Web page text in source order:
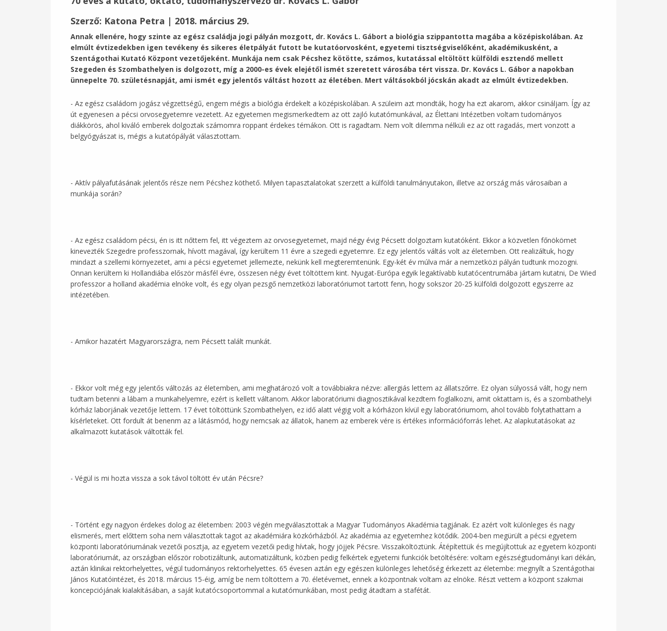
Szerző: Katona Petra | 2018. március 29.
Annak ellenére, hogy szinte az egész családja jogi pályán mozgott, dr. Kovács L. Gábort a biológia szippantotta magába a középiskolában. Az
elmúlt évtizedekben igen tevékeny és sikeres életpályát futott be kutatóorvosként, egyetemi tisztségviselőként, akadémikusként, a
Szentágothai Kutató Központ vezetőjeként. Munkája nem csak Pécshez kötötte, számos, kutatással eltöltött külföldi esztendő mellett
Szegeden és Szombathelyen is dolgozott, míg a 2000-es évek elejétől ismét szeretett városába tért vissza. Dr. Kovács L. Gábor a napokban
ünnepelte 70. születésnapját, ami ismét egy jelentős váltást hozott az életében. Mert váltásokból jócskán akadt az elmúlt évtizedekben.
- Az egész családom jogász végzettségű, engem mégis a biológia érdekelt a középiskolában. A szüleim azt mondták, hogy ha ezt akarom, akkor csináljam. Így az
út egyenesen a pécsi orvosegyetemre vezetett. Az egyetemen megismerkedtem az ott zajló kutatómunkával, az Élettani Intézetben voltam tudományos
diákkörös, ahol kiváló emberek dolgoztak számomra roppant érdekes témákon. Ott is ragadtam. Nem volt dilemma nélküli ez az ott ragadás, mert vonzott a
belgyógyászat is, mégis a kutatópályát választottam.
- Aktív pályafutásának jelentős része nem Pécshez köthető. Milyen tapasztalatokat szerzett a külföldi tanulmányutakon, illetve az ország más városaiban a
munkája során?
- Az egész családom pécsi, én is itt nőttem fel, itt végeztem az orvosegyetemet, majd négy évig Pécsett dolgoztam kutatóként. Ekkor a közvetlen főnökömet
kinevezték Szegedre professzornak, hívott magával, így kerültem 11 évre a szegedi egyetemre. Ez egy jelentős váltás volt az életemben. Ott realizáltuk, hogy
mindazt a szellemi környezetet, ami a pécsi egyetemet jellemezte, nekünk kell megteremtenünk. Egy-két év múlva már a nemzetközi pályán tudtunk mozogni.
Onnan kerültem ki Hollandiába először másfél évre, összesen négy évet töltöttem kint. Nyugat-Európa egyik legaktívabb kutatócentrumába jártam kutatni, De Wied
professzor a holland akadémia elnöke volt, és egy olyan pezsgő nemzetközi laboratóriumot tartott fenn, hogy sokszor 20-25 külföldi dolgozott egyszerre az
intézetében.
- Amikor hazatért Magyarországra, nem Pécsett talált munkát.
- Ekkor volt még egy jelentős változás az életemben, ami meghatározó volt a továbbiakra nézve: allergiás lettem az állatszőrre. Ez olyan súlyossá vált, hogy nem
tudtam betenni a lábam a munkahelyemre, ezért is kellett váltanom. Akkor laboratóriumi diagnosztikával kezdtem foglalkozni, amit oktattam is, és a szombathelyi
kórház laborjának vezetője lettem. 17 évet töltöttünk Szombathelyen, ez idő alatt végig volt a kórházon kívül egy laboratóriumom, ahol tovább folytathattam a
kísérleteket. Ott fordult át benenm az a látásmód, hogy nemcsak az állatok, hanem az emberek vére is értékes információforrás lehet. Az alapkutatásokat az
alkalmazott kutatások váltották fel.
- Végül is mi hozta vissza a sok távol töltött év után Pécsre?
- Történt egy nagyon érdekes dolog az életemben: 2003 végén megválasztottak a Magyar Tudományos Akadémia tagjának. Ez azért volt különleges és nagy
elismerés, mert előttem soha nem választottak tagot az akadémiára közkórházból. Az akadémia az egyetemhez kötődik. 2004-ben megürült a pécsi egyetem
központi laboratóriumának vezetői posztja, az egyetem vezetői pedig hívtak, hogy jöjjek Pécsre. Visszaköltöztünk. Átépítettük és megújítottuk az egyetem központi
laboratóriumát, az országban először robotizáltunk, automatizáltunk, közben pedig felkértek egyetemi funkciók betöltésére: voltam egészségtudományi kari dékán,
aztán klinikai rektorhelyettes, végül tudományos rektorhelyettes. 65 évesen aztán egy egészen különleges lehetőség érkezett az életembe: megnyílt a Szentágothai
János Kutatóintézet, és 2018. március 15-éig, amíg be nem töltöttem a 70. életévemet, ennek a központnak voltam az elnöke. Részt vettem a központ szakmai
koncepciójának kialakításában, a saját kutatócsoportommal a kutatómunkában, most pedig átadtam a stafétát.